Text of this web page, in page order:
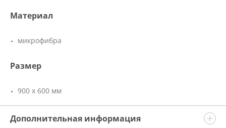
Материал
микрофибра
Размер
900 х 600 мм
Дополнительная информация